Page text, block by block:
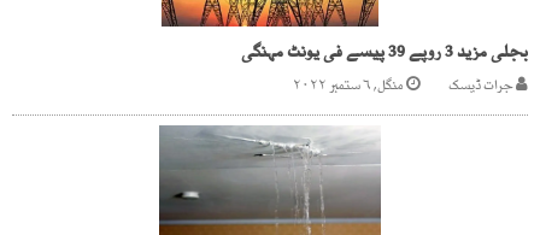
بجلی مزید 3 روپے 39 پیسے فی یونٹ مہنگی
جرات ڈیسک منگل, ۶ ستمبر ۲۰۲۲